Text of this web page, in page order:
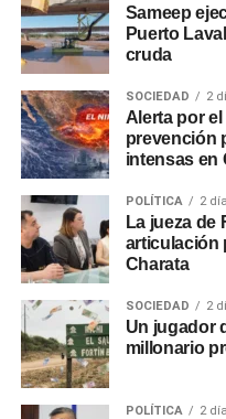
Sameep
Puerto
cruda
SOCIEDAD 2
Alerta por
prevención
intensas en
POLÍTICA 2
La jueza de
articulación
Charata
SOCIEDAD 2
Un jugador
millonario
POLÍTICA 2